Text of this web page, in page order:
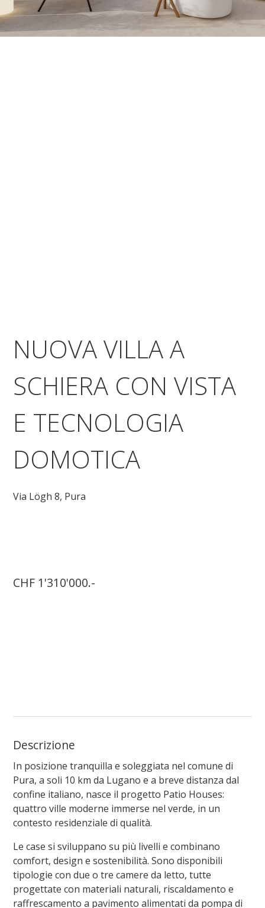
NUOVA VILLA A
SCHIERA CON VISTA
E TECNOLOGIA
DOMOTICA
Via Lögh 8, Pura
CHF 1'310'000.-
Descrizione
In posizione tranquilla e soleggiata nel comune di
Pura, a soli 10 km da Lugano e a breve distanza dal
confine italiano, nasce il progetto Patio Houses:
quattro ville moderne immerse nel verde, in un
contesto residenziale di qualità.
Le case si sviluppano su più livelli e combinano
comfort, design e sostenibilità. Sono disponibili
tipologie con due o tre camere da letto, tutte
progettate con materiali naturali, riscaldamento e
raffrescamento a pavimento alimentati da pompa di